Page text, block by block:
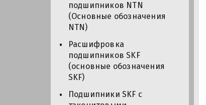
подшипников NTN
(Основные обозначения
NTN)
Расшифровка
подшипников SKF
(основные обозначения
SKF)
Подшипники SKF с